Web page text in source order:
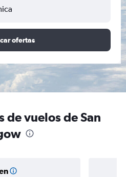
ofertas
de vuelos de San